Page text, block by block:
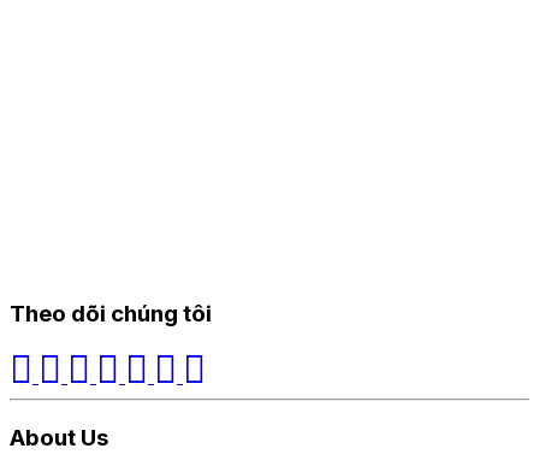
Theo dõi chúng tôi
About Us